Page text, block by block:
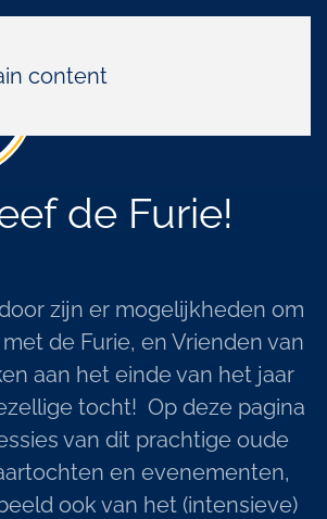
content
de Furie!
zijn er mogelijkheden om
de Furie, en Vrienden van
aan het einde van het jaar
tocht! Op deze pagina
van dit prachtige oude
en evenementen,
ook van het (intensieve)